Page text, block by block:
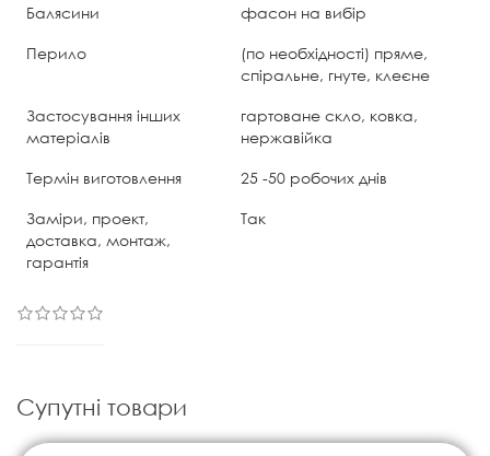
Балясини
фасон на вибір
Перило
(по необхідності) пряме,
спіральне, гнуте, клеєне
Застосування інших
матеріалів
гартоване скло, ковка,
нержавійка
Термін виготовлення
25 -50 робочих днів
Заміри, проект,
доставка, монтаж,
гарантія
Так
Супутні товари